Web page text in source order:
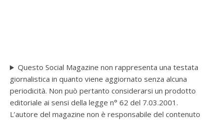
Questo Social Magazine non rappresenta una testata
giornalistica in quanto viene aggiornato senza alcuna
periodicità. Non può pertanto considerarsi un prodotto
editoriale ai sensi della legge n° 62 del 7.03.2001.
L’autore del magazine non è responsabile del contenuto